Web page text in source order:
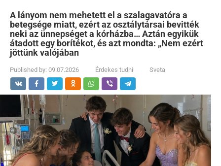
A lányom nem mehetett el a szalagavatóra a
betegsége miatt, ezért az osztálytársai bevitték
neki az ünnepséget a kórházba… Aztán egyikük
átadott egy borítékot, és azt mondta: „Nem ezért
jöttünk valójában
Published by: 09.07.2026 Érdekes tudni Sveta